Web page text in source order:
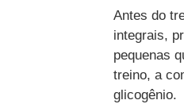
Antes do
integrais,
pequenas
treino, a
glicogênio.